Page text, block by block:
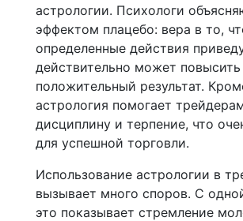
астрологии. Психологи
эффектом плацебо: вера в то,
определенные действия
действительно может
положительный результат.
астрология помогает
дисциплину и терпение, что
для успешной торговли.
Использование астрологии в
вызывает много споров. С
это показывает стремление